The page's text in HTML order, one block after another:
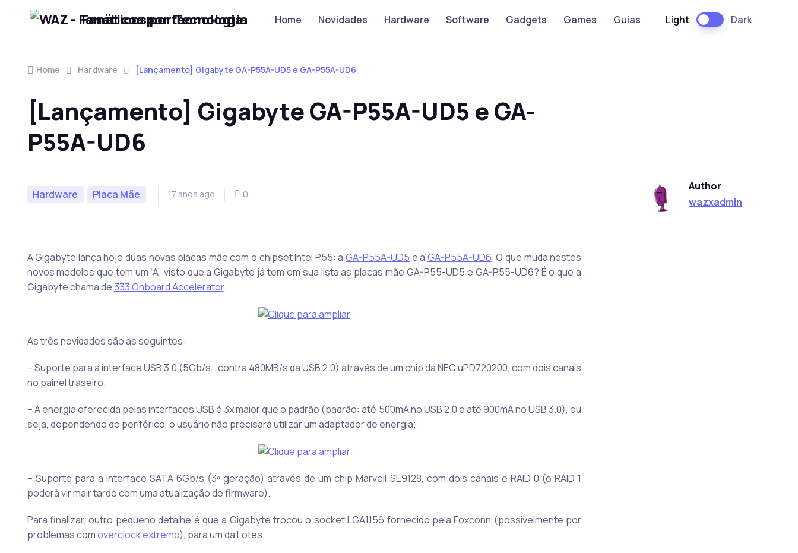
Skip to navigation
Skip to contentFanáticos por Tecnologia Home Novidades Hardware Software Gadgets Games Guias Light Dark
Home Hardware [Lançamento] Gigabyte GA-P55A-UD5 e GA-P55A-UD6
[Lançamento] Gigabyte GA-P55A-UD5 e GA-
P55A-UD6
Hardware Placa Mãe 17 anos ago 0
Author
wazxadmin
A Gigabyte lança hoje duas novas placas mãe com o chipset Intel P55: a GA-P55A-UD5 e a GA-P55A-UD6. O que muda nestes
novos modelos que tem um “A”, visto que a Gigabyte já tem em sua lista as placas mãe GA-P55-UD5 e GA-P55-UD6? É o que a
Gigabyte chama de333 Onboard Accelerator.
As três novidades são as seguintes:
– Suporte para a interface USB 3.0 (5Gb/s… contra 480MB/s da USB 2.0) através de um chip da NEC uPD720200, com dois canais
no painel traseiro;
– A energia oferecida pelas interfaces USB é 3x maior que o padrão (padrão: até 500mA no USB 2.0 e até 900mA no USB 3.0), ou
seja, dependendo do periférico, o usuário não precisará utilizar um adaptador de energia;
– Suporte para a interface SATA 6Gb/s (3ª geração) através de um chip Marvell SE9128, com dois canais e RAID 0 (o RAID 1
poderá vir mair tarde com uma atualização de firmware).
Para finalizar, outro pequeno detalhe é que a Gigabyte trocou o socket LGA1156 fornecido pela Foxconn (possivelmente por
problemas comoverclock extremo), para um da Lotes.